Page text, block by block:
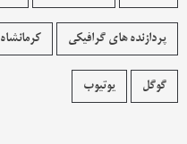
پردازنده های گرافیکی کرمانشاه
گوگل یوتیوب